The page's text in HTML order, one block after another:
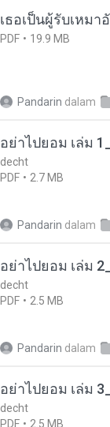
เธอเป็นผู้รับเหม
PDF 19.9 MB
Pandarin dalam
อย่าไปยอม เล่ม
decht
PDF
2.7 MB
Pandarin dalam
อย่าไปยอม เล่ม
decht
PDF
2.5 MB
Pandarin dalam
อย่าไปยอม เล่ม
decht
PDF
2.5 MB